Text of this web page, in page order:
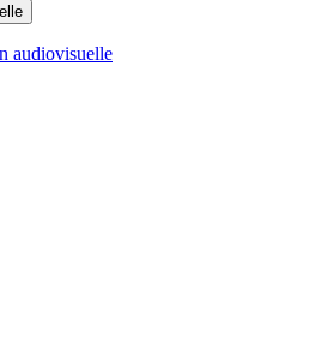
audiovisuelle